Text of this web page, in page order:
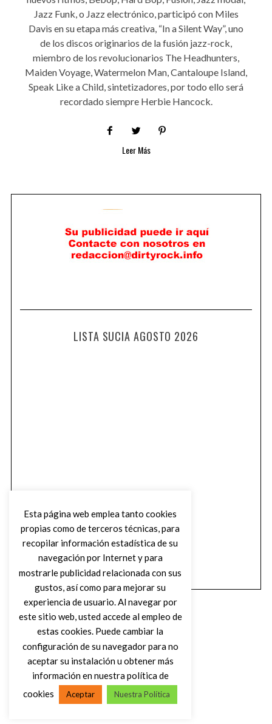
Jazz Funk, o Jazz electrónico, participó con Miles
Davis en su etapa más creativa, “In a Silent Way”, uno
de los discos originarios de la fusión jazz-rock,
miembro de los revolucionarios The Headhunters,
Maiden Voyage, Watermelon Man, Cantaloupe Island,
Speak Like a Child, sintetizadores, por todo ello será
recordado siempre Herbie Hancock.
Leer Más
LISTA SUCIA AGOSTO 2026
VOLVER AL INICIO
Esta página web emplea tanto cookies
propias como de terceros técnicas, para
recopilar información estadística de su
navegación por Internet y para
mostrarle publicidad relacionada con sus
gustos, así como para mejorar su
experiencia de usuario. Al navegar por
este sitio web, usted accede al empleo de
estas cookies. Puede cambiar la
configuración de su navegador para no
aceptar su instalación u obtener más
información en nuestra política de
cookies
Aceptar Nuestra Política